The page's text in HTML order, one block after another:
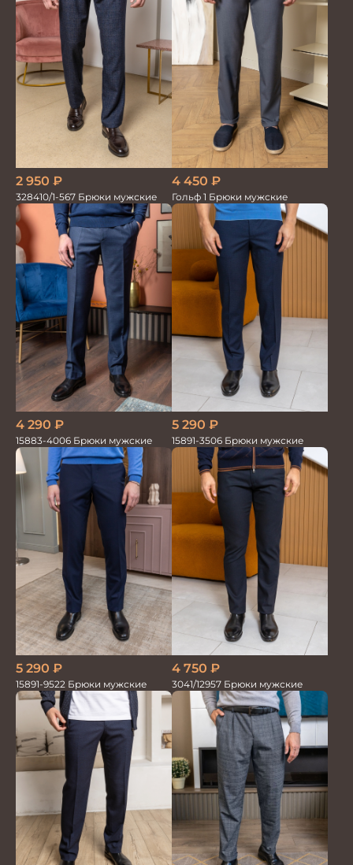
2 950 ₽
328410/1-567 Брюки мужские
4 450 ₽
Гольф 1 Брюки мужские
4 290 ₽
15883-4006 Брюки мужские
5 290 ₽
15891-3506 Брюки мужские
5 290 ₽
15891-9522 Брюки мужские
4 750 ₽
3041/12957 Брюки мужские